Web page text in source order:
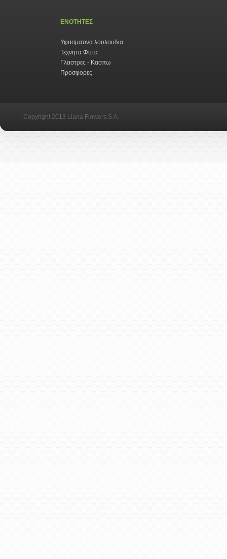
ΕΝΟΤΗΤΕΣ
Υφασματινα λουλουδια
Τεχνητα Φυτα
Γλαστρες - Κασπω
Προσφορες
Copyright 2013 Liana Flowers S.A.